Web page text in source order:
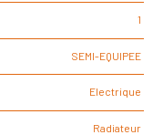
1
SEMI-EQUIPEE
Electrique
Radiateur